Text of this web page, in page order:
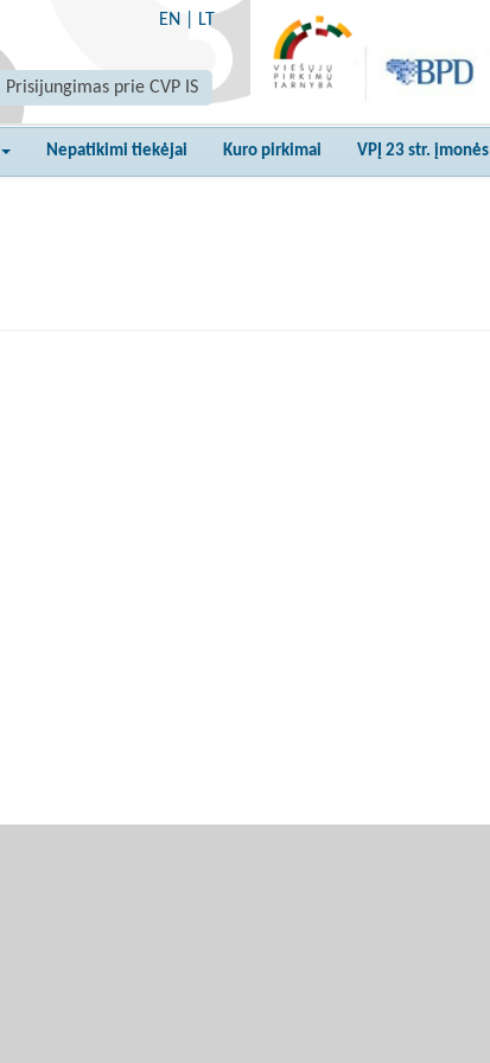
EN LT
Prisijungimas prie CVP IS
Nepatikimi tiekėjai Kuro pirkimai VPĮ 23 str. įmonės